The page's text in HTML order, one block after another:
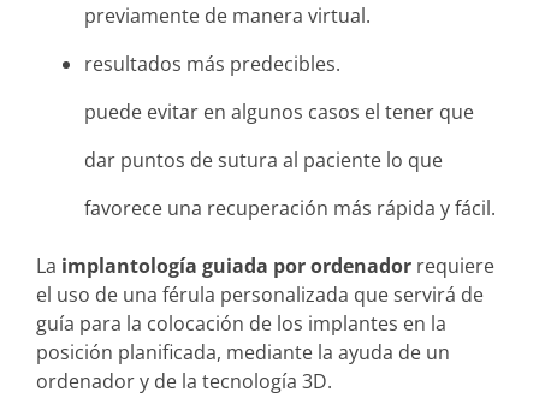
previamente de manera virtual.
resultados más predecibles.
puede evitar en algunos casos el tener que
dar puntos de sutura al paciente lo que
favorece una recuperación más rápida y fácil.
La implantología guiada por ordenador requiere
el uso de una férula personalizada que servirá de
guía para la colocación de los implantes en la
posición planificada, mediante la ayuda de un
ordenador y de la tecnología 3D.